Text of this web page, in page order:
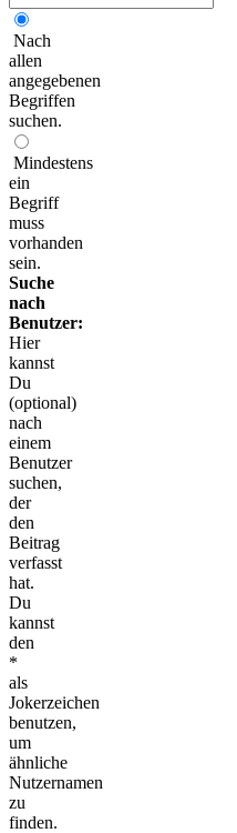
Nach
allen
angegebenen
Begriffen
suchen.
Mindestens
ein
Begriff
muss
vorhanden
sein.
Suche
nach
Benutzer:
Hier
kannst
Du
(optional)
nach
einem
Benutzer
suchen,
der
den
Beitrag
verfasst
hat.
Du
kannst
den
*
als
Jokerzeichen
benutzen,
um
ähnliche
Nutzernamen
zu
finden.